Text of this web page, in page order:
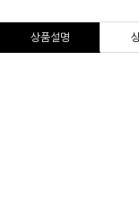
상품설명